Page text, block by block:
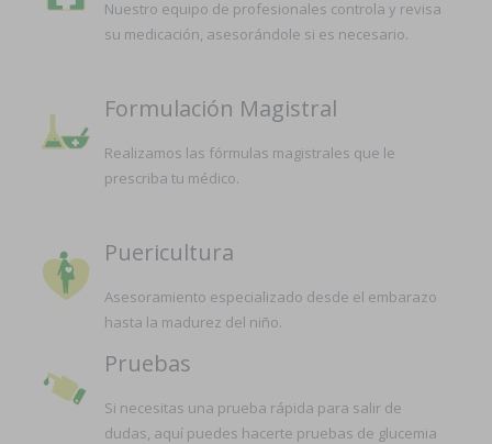
Nuestro equipo de profesionales controla y revisa
su medicación, asesorándole si es necesario.
Formulación Magistral
Realizamos las fórmulas magistrales que le
prescriba tu médico.
Puericultura
Asesoramiento especializado desde el embarazo
hasta la madurez del niño.
Pruebas
Si necesitas una prueba rápida para salir de
dudas, aquí puedes hacerte pruebas de glucemia